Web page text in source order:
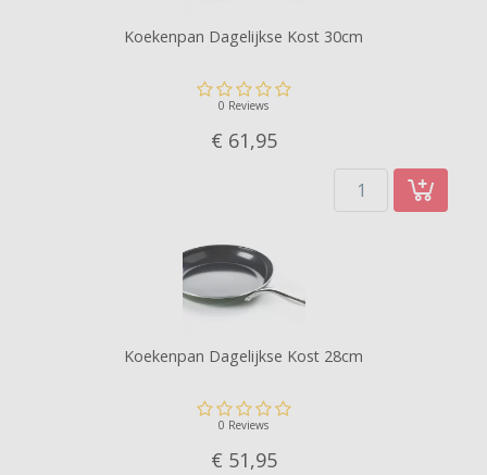
Koekenpan Dagelijkse Kost 30cm
0 Reviews
€ 61,95
Koekenpan Dagelijkse Kost 28cm
0 Reviews
€ 51,95